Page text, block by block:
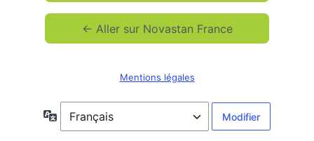
← Aller sur Novastan France
Mentions légales
Langue